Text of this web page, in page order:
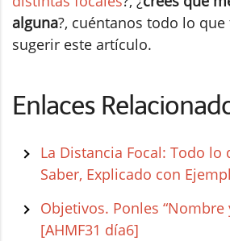
alguna?, cuéntanos todo lo
sugerir este artículo.
Enlaces
La Distancia Focal: Todo lo
Saber, Explicado con
Objetivos. Ponles “Nombre
[AHMF31 día6]